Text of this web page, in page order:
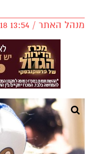
מנהל האתר / 13:54 13.10.18